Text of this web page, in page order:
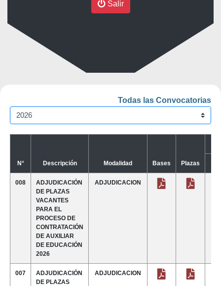
Salir
Todas las Convocatorias
N° Descripción Modalidad Bases Plazas
008
ADJUDICACIÓN
DE PLAZAS
VACANTES
PARA EL
PROCESO DE
CONTRATACIÓN
DE AUXILIAR
DE EDUCACIÓN
2026
ADJUDICACION
007
ADJUDICACIÓN
DE PLAZAS
ADJUDICACION